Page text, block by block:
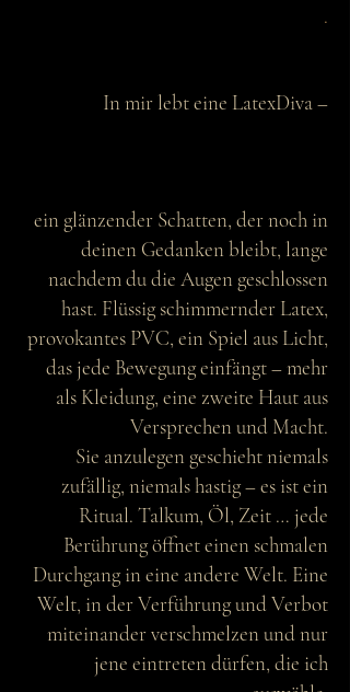
.​​​
In mir lebt eine LatexDiva –
ein glänzender Schatten, der noch in
deinen Gedanken bleibt, lange
nachdem du die Augen geschlossen
hast. Flüssig schimmernder Latex,
provokantes PVC, ein Spiel aus Licht,
das jede Bewegung einfängt – mehr
als Kleidung, eine zweite Haut aus
Versprechen und Macht.
Sie anzulegen geschieht niemals
zufällig, niemals hastig – es ist ein
Ritual. Talkum, Öl, Zeit … jede
Berührung öffnet einen schmalen
Durchgang in eine andere Welt. Eine
Welt, in der Verführung und Verbot
miteinander verschmelzen und nur
jene eintreten dürfen, die ich